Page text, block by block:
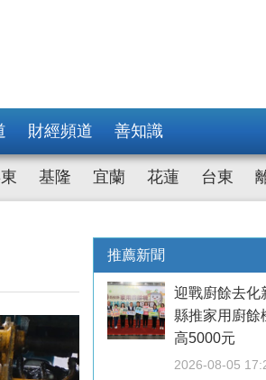
財經頻道 善知識
基隆 宜蘭 花蓮 台東
推薦新聞
迎戰廚餘去
縣推家用廚餘
高5000元
2026-08-05